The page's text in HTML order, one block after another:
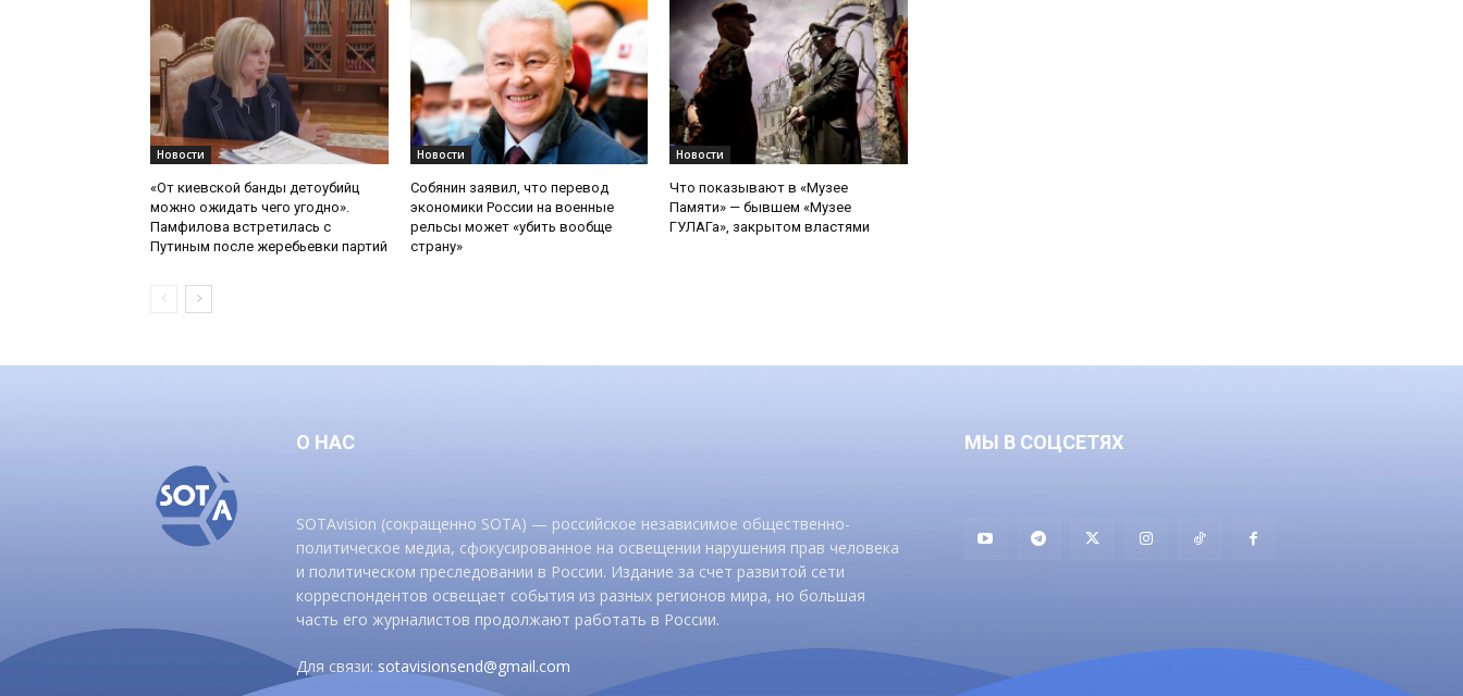
Новости
«От киевской банды детоубийц
можно ожидать чего угодно».
Памфилова встретилась с
Путиным после жеребьевки партий
Новости
Собянин заявил, что перевод
экономики России на военные
рельсы может «убить вообще
страну»
Новости
Что показывают в «Музее
Памяти» — бывшем «Музее
ГУЛАГа», закрытом властями
О НАС
SOTAvision (сокращенно SOTA) — российское независимое общественно-
политическое медиа, сфокусированное на освещении нарушения прав человека
и политическом преследовании в России. Издание за счет развитой сети
корреспондентов освещает события из разных регионов мира, но большая
часть его журналистов продолжают работать в России.
Для связи:sotavisionsend@gmail.com
МЫ В СОЦСЕТЯХ